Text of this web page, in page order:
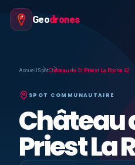
Geodrones
Accueil SpotChâteau de St Priest La Roche 42
SPOT COMMUNAUTAIRE
Château
Priest La